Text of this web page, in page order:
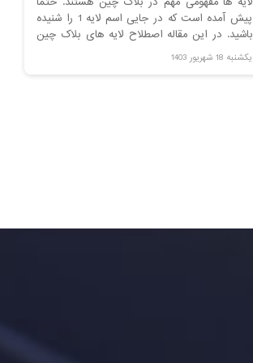
پیش آمده است که در جایی اسم لایه 1 را شنیده
باشید. در این مقاله اصطلاح لایه های بلاک چین
را بصورت کامل و ساده برای شما توضیح می
دهیم
یکشنبه 18 شهریور 1403